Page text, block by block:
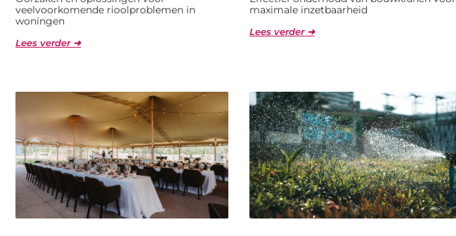
veelvoorkomende rioolproblemen in
woningen
Lees verder ➜
maximale inzetbaarheid
Lees verder ➜